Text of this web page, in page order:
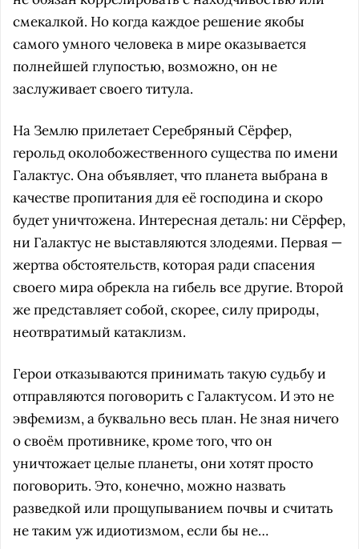
смекалкой. Но когда каждое решение якобы
самого умного человека в мире оказывается
полнейшей глупостью, возможно, он не
заслуживает своего титула.
На Землю прилетает Серебряный Сёрфер,
герольд околобожественного существа по имени
Галактус. Она объявляет, что планета выбрана в
качестве пропитания для её господина и скоро
будет уничтожена. Интересная деталь: ни Сёрфер,
ни Галактус не выставляются злодеями. Первая —
жертва обстоятельств, которая ради спасения
своего мира обрекла на гибель все другие. Второй
же представляет собой, скорее, силу природы,
неотвратимый катаклизм.
Герои отказываются принимать такую судьбу и
отправляются поговорить с Галактусом. И это не
эвфемизм, а буквально весь план. Не зная ничего
о своём противнике, кроме того, что он
уничтожает целые планеты, они хотят просто
поговорить. Это, конечно, можно назвать
разведкой или прощупыванием почвы и считать
не таким уж идиотизмом, если бы не…